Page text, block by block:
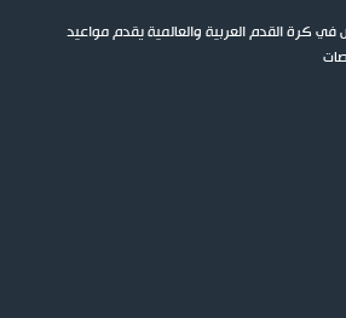
كرة القدم العربية والعالمية يقدم مواعيد